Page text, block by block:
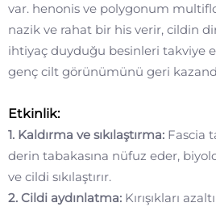
var. henonis ve polygonum
nazik ve rahat bir his verir, cildin
ihtiyaç duyduğu besinleri takviye
genç cilt görünümünü geri
Etkinlik:
1. Kaldırma ve sıkılaştırma: Fascia
derin tabakasına nüfuz eder,
ve cildi sıkılaştırır.
2. Cildi aydınlatma: Kırışıkları